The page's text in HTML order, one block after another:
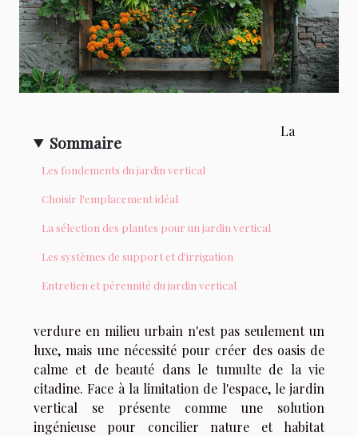
Sommaire
Les fondements du jardin vertical
Choisir l'emplacement idéal
La sélection des plantes pour un jardin vertical
Les systèmes de support et d'irrigation
Entretien et pérennité du jardin vertical
La
verdure en milieu urbain n'est pas seulement un
luxe, mais une nécessité pour créer des oasis de
calme et de beauté dans le tumulte de la vie
citadine. Face à la limitation de l'espace, le jardin
vertical se présente comme une solution
ingénieuse pour concilier nature et habitat